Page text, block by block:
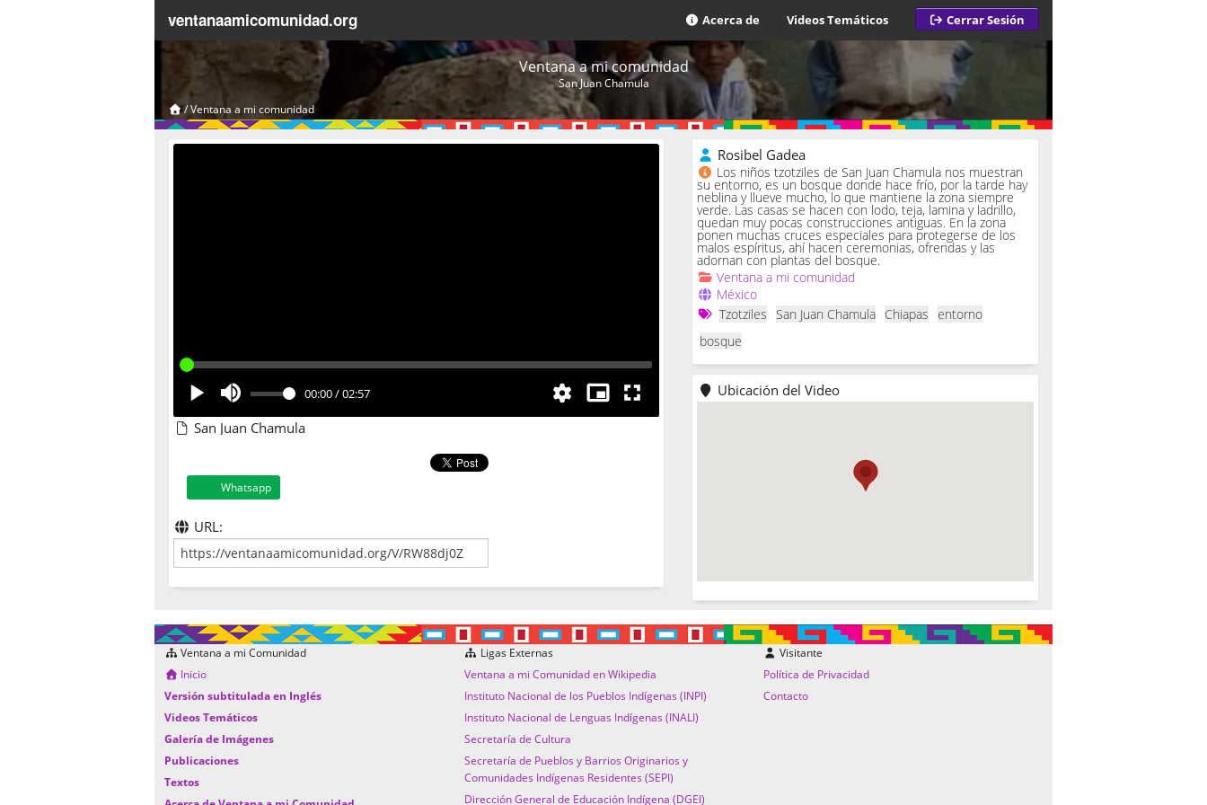
ventanaamicomunidad.org Acerca de Videos Temáticos Cerrar Sesión
Ventana a mi comunidad
San Juan Chamula
/Ventana a mi comunidad
00:00/02:57
San Juan Chamula
Whatsapp
URL:
Rosibel Gadea
Los niños tzotziles de San Juan Chamula nos muestran
su entorno, es un bosque donde hace frío, por la tarde hay
neblina y llueve mucho, lo que mantiene la zona siempre
verde. Las casas se hacen con lodo, teja, lamina y ladrillo,
quedan muy pocas construcciones antiguas. En la zona
ponen muchas cruces especiales para protegerse de los
malos espíritus, ahí hacen ceremonias, ofrendas y las
adornan con plantas del bosque.
Ventana a mi comunidad
México
Tzotziles San Juan Chamula Chiapas entorno
bosque
Ubicación del Video
Ventana a mi Comunidad
Inicio
Versión subtitulada en Inglés
Videos Temáticos
Galería de Imágenes
Publicaciones
Textos
Ligas Externas
Ventana a mi Comunidad en Wikipedia
Instituto Nacional de los Pueblos Indígenas (INPI)
Instituto Nacional de Lenguas Indígenas (INALI)
Secretaría de Cultura
Secretaría de Pueblos y Barrios Originarios y
Comunidades Indígenas Residentes (SEPI)
Dirección General de Educación Indígena (DGEI)
Visitante
Política de Privacidad
Contacto